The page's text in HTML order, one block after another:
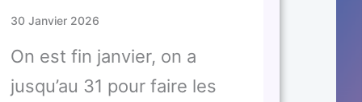
30 Janvier 2026
On est fin janvier, on a
jusqu’au 31 pour faire les